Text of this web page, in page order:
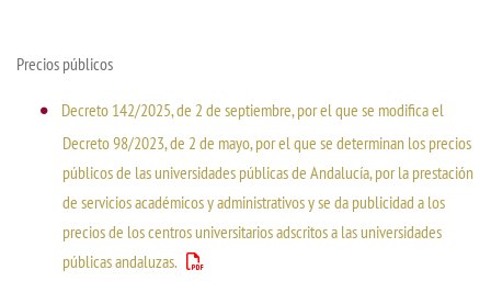
Precios públicos
Decreto 142/2025, de 2 de septiembre, por el que se modifica el
Decreto 98/2023, de 2 de mayo, por el que se determinan los precios
públicos de las universidades públicas de Andalucía, por la prestación
de servicios académicos y administrativos y se da publicidad a los
precios de los centros universitarios adscritos a las universidades
públicas andaluzas.